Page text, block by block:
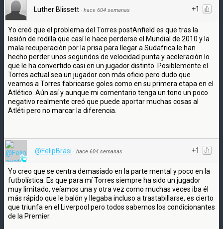
+1
Luther Blissett · hace 604 semanas
Yo creó que el problema del Torres postAnfield es que tras la
lesión de rodilla que casí le hace perderse el Mundial de 2010 y la
mala recuperación por la prisa para llegar a Sudafrica le han
hecho perder unos segundos de velocidad punta y aceleración lo
que le ha convertido casi en un jugador distinto. Posiblemente el
Torres actual sea un jugador con más oficio pero dudo que
veamos a Torres fabricarse goles como en su primera etapa en el
Atlético. Aún así y aunque mi comentario tenga un tono un poco
negativo realmente creó que puede aportar muchas cosas al
Atléti pero no marcar la diferencia.
+1
@FelipBrasi · hace 604 semanas
Yo creo que se centra demasiado en la parte mental y poco en la
futbolística. Es que para mí Torres siempre ha sido un jugador
muy limitado, veíamos una y otra vez como muchas veces iba él
más rápido que le balón y llegaba incluso a trastabillarse, es cierto
que triunfa en el Liverpool pero todos sabemos los condicionantes
de la Premier.